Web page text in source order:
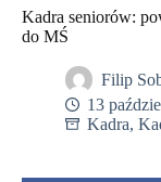
Kadra seniorów:
do MŚ
Filip
13
Kadra,